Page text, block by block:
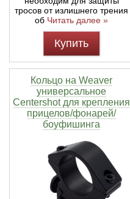
тросов от излишнего трения
об Читать далее »
Купить
Кольцо на Weaver
универсальное
Centershot для крепления
прицелов/фонарей/
боуфишинга
Киссеры для лука